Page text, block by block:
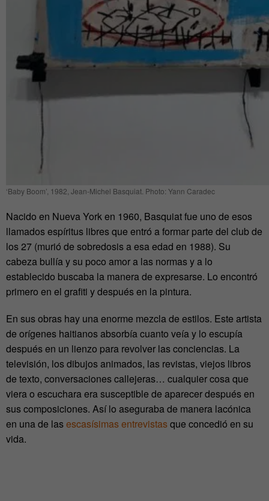
‘Baby Boom’, 1982, Jean-Michel Basquiat. Photo: Yann Caradec
Nacido en Nueva York en 1960, Basquiat fue uno de esos
llamados espíritus libres que entró a formar parte del club de
los 27 (murió de sobredosis a esa edad en 1988). Su
cabeza bullía y su poco amor a las normas y a lo
establecido buscaba la manera de expresarse. Lo encontró
primero en el grafiti y después en la pintura.
En sus obras hay una enorme mezcla de estilos. Este artista
de orígenes haitianos absorbía cuanto veía y lo escupía
después en un lienzo para revolver las conciencias. La
televisión, los dibujos animados, las revistas, viejos libros
de texto, conversaciones callejeras… cualquier cosa que
viera o escuchara era susceptible de aparecer después en
sus composiciones. Así lo aseguraba de manera lacónica
en una de lasescasísimas entrevistasque concedió en su
vida.